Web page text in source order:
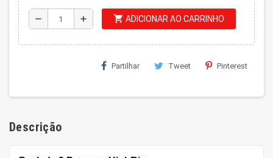
remove add shopping_cart ADICIONAR AO CARRINHO
Partilhar Tweet Pinterest
Descrição